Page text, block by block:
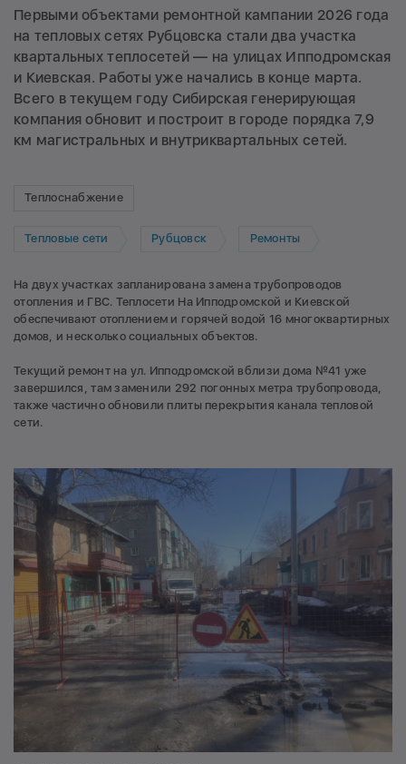
Первыми объектами ремонтной кампании 2026 года
на тепловых сетях Рубцовска стали два участка
квартальных теплосетей — на улицах Ипподромская
и Киевская. Работы уже начались в конце марта.
Всего в текущем году Сибирская генерирующая
компания обновит и построит в городе порядка 7,9
км магистральных и внутриквартальных сетей.
Теплоснабжение
Тепловые сети Рубцовск Ремонты
На двух участках запланирована замена трубопроводов
отопления и ГВС. Теплосети На Ипподромской и Киевской
обеспечивают отоплением и горячей водой 16 многоквартирных
домов, и несколько социальных объектов.
Текущий ремонт на ул. Ипподромской вблизи дома №41 уже
завершился, там заменили 292 погонных метра трубопровода,
также частично обновили плиты перекрытия канала тепловой
сети.